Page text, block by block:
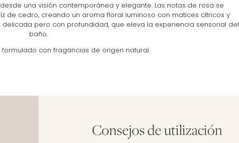
una visión contemporánea y elegante. Las notas de rosa se
de cedro, creando un aroma floral luminoso con matices cítricos y
pero con profundidad, que eleva la experiencia sensorial del
baño.
formulado con fragancias de origen natural.
Consejos de utilización